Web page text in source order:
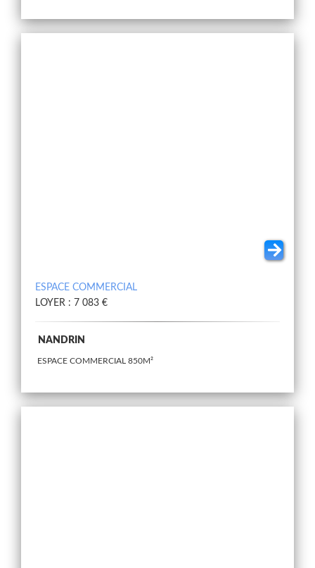
ESPACE COMMERCIAL
LOYER : 7 083 €
NANDRIN
ESPACE COMMERCIAL 850M²